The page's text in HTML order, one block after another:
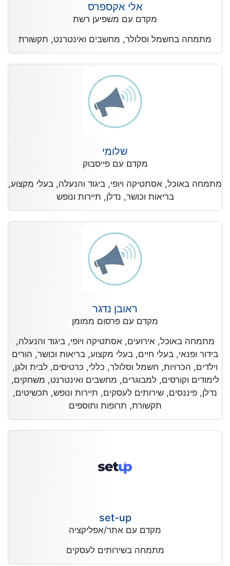
אלי אקספרס
מקדם עם משפיען רשת
מתמחה בחשמל וסלולר, מחשבים ואינטרנט, תקשורת
שלומי
מקדם עם פייסבוק
מתמחה באוכל, אסתטיקה ויופי, ביגוד והנעלה, בעלי מקצוע,
בריאות וכושר, נדלן, תיירות ונופש
ראובן נדגר
מקדם עם פרסום ממומן
מתמחה באוכל, אירועים, אסתטיקה ויופי, ביגוד והנעלה,
בידור ופנאי, בעלי חיים, בעלי מקצוע, בריאות וכושר, הורים
וילדים, הכרויות, חשמל וסלולר, כללי, כרטיסים, לבית ולגן,
לימודים וקורסים, למבוגרים, מחשבים ואינטרנט, משחקים,
נדלן, פיננסים, שירותים לעסקים, תיירות ונופש, תכשיטים,
תקשורת, תרופות ותוספים
set-up
מקדם עם אתר/אפליקציה
מתמחה בשירותים לעסקים